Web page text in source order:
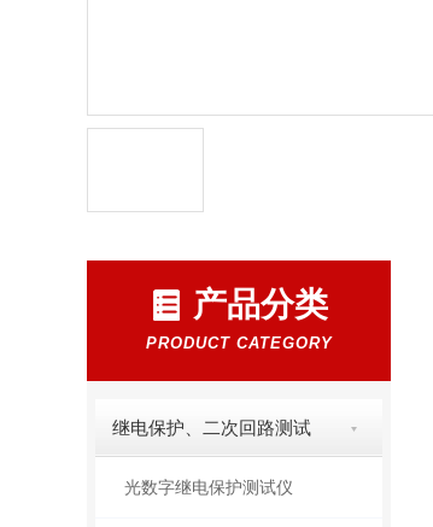
产品分类
PRODUCT CATEGORY
继电保护、二次回路测试
光数字继电保护测试仪